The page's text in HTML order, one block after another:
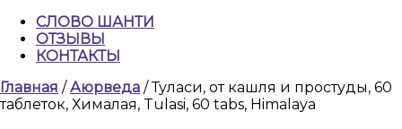
СЛОВО ШАНТИ
ОТЗЫВЫ
КОНТАКТЫ
КНОПКА
ЗАКРЫТЬ
Главная /Аюрведа / Туласи, от кашля и простуды, 60
таблеток, Хималая, Tulasi, 60 tabs, Himalaya